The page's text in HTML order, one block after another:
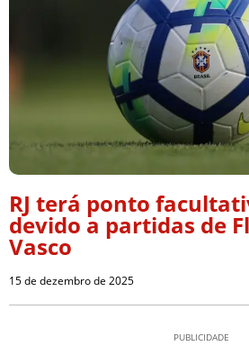
RJ terá ponto
devido a partidas de
Vasco
15 de dezembro de 2025
PUBLICIDADE